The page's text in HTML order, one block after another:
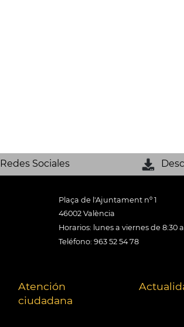
Redes Sociales
Plaça de l'Ajuntament nº 1
46002 València
Horarios: lunes a viernes de 8:30
Teléfono: 963 52 54 78
Atención
ciudadana